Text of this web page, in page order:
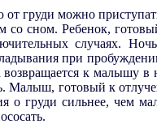
груди можно
со сном. Ребенок,
случаях.
при
к малышу
Малыш, готовый к
о груди сильнее, чем